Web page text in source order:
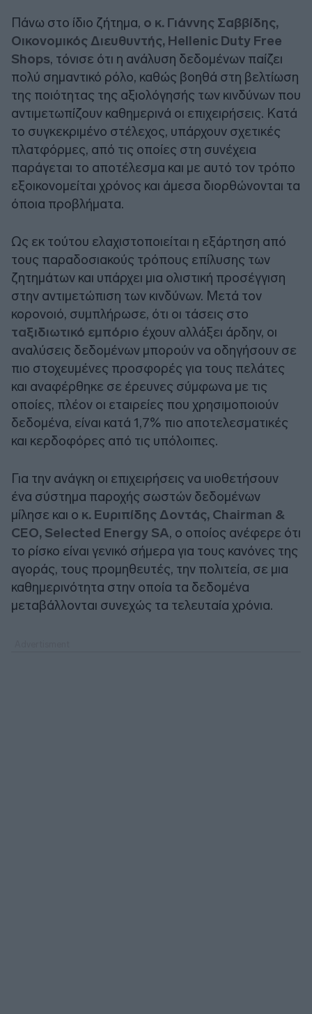
Πάνω στο ίδιο ζήτημα, ο κ. Γιάννης Σαββίδης,
Οικονομικός Διευθυντής, Hellenic Duty Free
Shops, τόνισε ότι η ανάλυση δεδομένων παίζει
πολύ σημαντικό ρόλο, καθώς βοηθά στη βελτίωση
της ποιότητας της αξιολόγησής των κινδύνων που
αντιμετωπίζουν καθημερινά οι επιχειρήσεις. Κατά
το συγκεκριμένο στέλεχος, υπάρχουν σχετικές
πλατφόρμες, από τις οποίες στη συνέχεια
παράγεται το αποτέλεσμα και με αυτό τον τρόπο
εξοικονομείται χρόνος και άμεσα διορθώνονται τα
όποια προβλήματα.
Ως εκ τούτου ελαχιστοποιείται η εξάρτηση από
τους παραδοσιακούς τρόπους επίλυσης των
ζητημάτων και υπάρχει μια ολιστική προσέγγιση
στην αντιμετώπιση των κινδύνων. Mετά τον
κορονοιό, συμπλήρωσε, ότι οι τάσεις στο
ταξιδιωτικό εμπόριο έχουν αλλάξει άρδην, οι
αναλύσεις δεδομένων μπορούν να οδηγήσουν σε
πιο στοχευμένες προσφορές για τους πελάτες
και αναφέρθηκε σε έρευνες σύμφωνα με τις
οποίες, πλέον οι εταιρείες που χρησιμοποιούν
δεδομένα, είναι κατά 1,7% πιο αποτελεσματικές
και κερδοφόρες από τις υπόλοιπες.
Για την ανάγκη οι επιχειρήσεις να υιοθετήσουν
ένα σύστημα παροχής σωστών δεδομένων
μίλησε και ο κ. Ευριπίδης Δοντάς, Chairman &
CEO, Selected Energy SA, ο οποίος ανέφερε ότι
το ρίσκο είναι γενικό σήμερα για τους κανόνες της
αγοράς, τους προμηθευτές, την πολιτεία, σε μια
καθημερινότητα στην οποία τα δεδομένα
μεταβάλλονται συνεχώς τα τελευταία χρόνια.